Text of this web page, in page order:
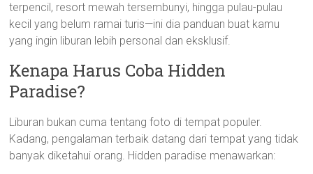
terpencil, resort mewah tersembunyi, hingga pulau-pulau
kecil yang belum ramai turis—ini dia panduan buat kamu
yang ingin liburan lebih personal dan eksklusif.
Kenapa Harus Coba Hidden
Paradise?
Liburan bukan cuma tentang foto di tempat populer.
Kadang, pengalaman terbaik datang dari tempat yang tidak
banyak diketahui orang. Hidden paradise menawarkan: